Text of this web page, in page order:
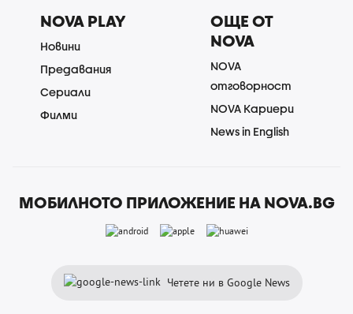
NOVA PLAY
Новини
Предавания
Сериали
Филми
ОЩЕ ОТ
NOVA
NOVA
отговорност
NOVA Кариери
News in English
МОБИЛНОТО ПРИЛОЖЕНИЕ НА NOVA.BG
Четете ни в Google News